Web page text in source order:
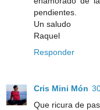
pendientes.
Un saludo
Raquel
Responder
Cris Mini Món
Que ricura de